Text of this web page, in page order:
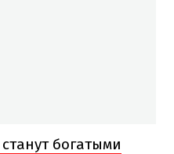
богатыми